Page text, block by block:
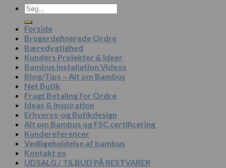
Søg
efter:
Forside
Brugerdefinerede Ordre
Bæredygtighed
Kunders Projekter & Ideer
Bambus Installation Videos
Blog/Tips – Alt om Bambus
Net Butik
Fragt Betaling for Ordre
Ideas & Inspiration
Erhvervs-og Butikdesign
Alt om Bambus og FSC certificering
Kundereferencer
Vedligeholdelse af bambus
Kontakt os
UDSALG / TILBUD PÅ RESTVARER